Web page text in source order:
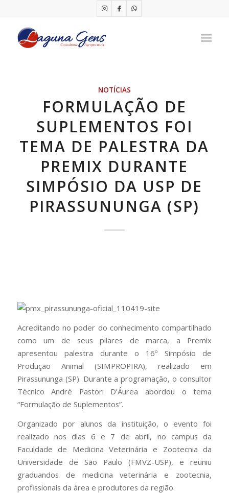
NOTÍCIAS
FORMULAÇÃO DE
SUPLEMENTOS FOI
TEMA DE PALESTRA DA
PREMIX DURANTE
SIMPÓSIO DA USP DE
PIRASSUNUNGA (SP)
Acreditando no poder do conhecimento compartilhado
como um de seus pilares de marca, a Premix
apresentou palestra durante o 16º Simpósio de
Produção Animal (SIMPROPIRA), realizado em
Pirassununga (SP). Durante a programação, o consultor
Técnico André Pastori D’Áurea abordou o tema
“Formulação de Suplementos”.
Organizado por alunos da instituição, o evento foi
realizado nos dias 6 e 7 de abril, no campus da
Faculdade de Medicina Veterinária e Zootecnia da
Universidade de São Paulo (FMVZ-USP), e reuniu
graduandos de medicina veterinária e zootecnia,
profissionais da área e produtores da região.